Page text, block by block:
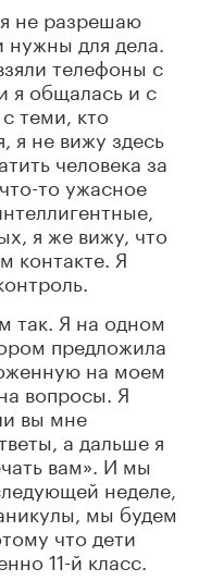
не разрешаю
нужны для дела.
телефоны с
я общалась и с
теми, кто
я не вижу здесь
человека за
то ужасное
я же вижу, что
контакте. Я
так. Я на одном
предложила
на моем
вопросы. Я
вы мне
а дальше я
вам». И мы
неделе,
мы будем
что дети
11-й класс.